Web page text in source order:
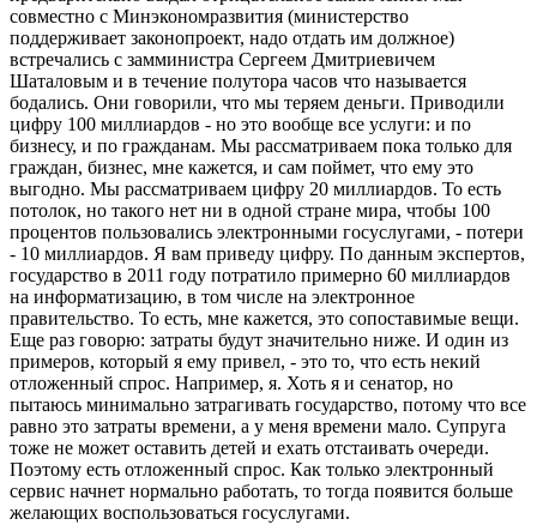
совместно с Минэкономразвития (министерство
поддерживает законопроект, надо отдать им должное)
встречались с замминистра Сергеем Дмитриевичем
Шаталовым и в течение полутора часов что называется
бодались. Они говорили, что мы теряем деньги. Приводили
цифру 100 миллиардов - но это вообще все услуги: и по
бизнесу, и по гражданам. Мы рассматриваем пока только для
граждан, бизнес, мне кажется, и сам поймет, что ему это
выгодно. Мы рассматриваем цифру 20 миллиардов. То есть
потолок, но такого нет ни в одной стране мира, чтобы 100
процентов пользовались электронными госуслугами, - потери
- 10 миллиардов. Я вам приведу цифру. По данным экспертов,
государство в 2011 году потратило примерно 60 миллиардов
на информатизацию, в том числе на электронное
правительство. То есть, мне кажется, это сопоставимые вещи.
Еще раз говорю: затраты будут значительно ниже. И один из
примеров, который я ему привел, - это то, что есть некий
отложенный спрос. Например, я. Хоть я и сенатор, но
пытаюсь минимально затрагивать государство, потому что все
равно это затраты времени, а у меня времени мало. Супруга
тоже не может оставить детей и ехать отстаивать очереди.
Поэтому есть отложенный спрос. Как только электронный
сервис начнет нормально работать, то тогда появится больше
желающих воспользоваться госуслугами.